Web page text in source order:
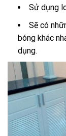
Sử dụng
Sẽ có
bóng khác
dụng.